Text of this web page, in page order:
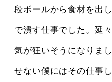
段ボールから食材を出
で潰す仕事でした。延
気が狂いそうになりま
せない僕にはその仕事